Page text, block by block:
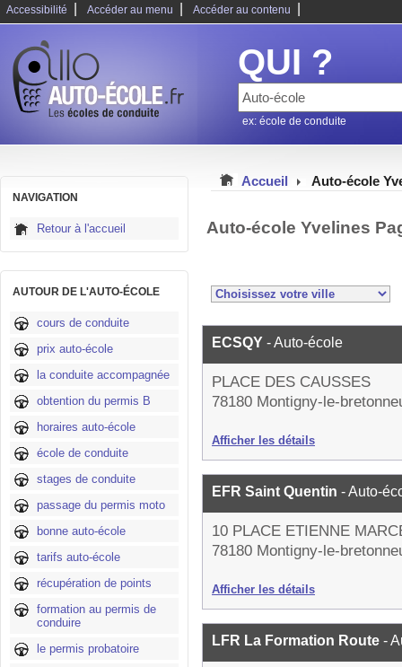
Accessibilité Accéder au menu Accéder au contenu
QUI ?
ex: école de conduite
NAVIGATION
Retour à l'accueil
AUTOUR DE L'AUTO-ÉCOLE
cours de conduite
prix auto-école
la conduite accompagnée
obtention du permis B
horaires auto-école
école de conduite
stages de conduite
passage du permis moto
bonne auto-école
tarifs auto-école
récupération de points
formation au permis de
conduire
le permis probatoire
Accueil Auto-école
Auto-école Yvelines
ECSQY - Auto-école
PLACE DES CAUSSES
78180 Montigny-le-
Afficher les détails
EFR Saint Quentin - Auto-
10 PLACE ETIENNE
78180 Montigny-le-
Afficher les détails
LFR La Formation Route -